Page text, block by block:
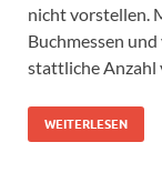
nicht vorstellen.
Buchmessen
stattliche Anzahl
WEITERLESEN